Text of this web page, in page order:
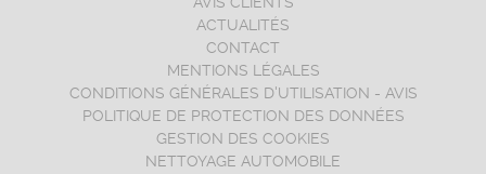
ACTUALITÉS
CONTACT
MENTIONS LÉGALES
CONDITIONS GÉNÉRALES D'UTILISATION - AVIS
POLITIQUE DE PROTECTION DES DONNÉES
GESTION DES COOKIES
NETTOYAGE AUTOMOBILE